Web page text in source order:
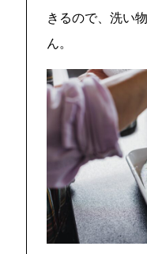
きるので、洗い
ん。